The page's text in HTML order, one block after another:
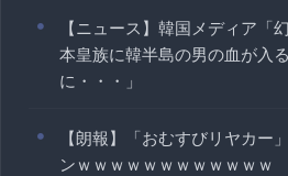
【ニュース】韓国メディア「
本皇族に韓半島の男の血が入
に・・・」
【朗報】「おむすびリヤカー
ンｗｗｗｗｗｗｗｗｗｗｗｗ